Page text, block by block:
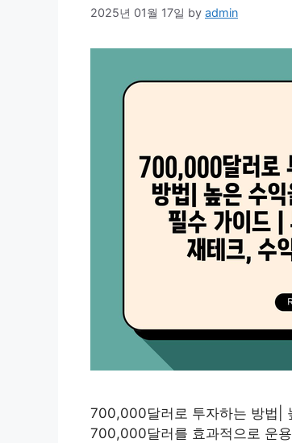
2025년 01월 17일 by admin
700,000달러로 투자하는 방법|
700,000달러를 효과적으로 운